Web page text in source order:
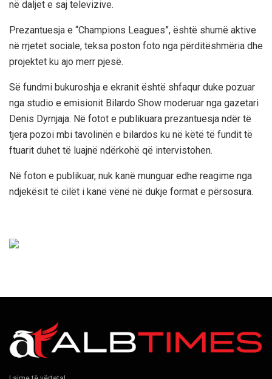
në daljet e saj televizive.
Prezantuesja e “Champions Leagues”, është shumë aktive
në rrjetet sociale, teksa poston foto nga përditëshmëria dhe
projektet ku ajo merr pjesë.
Së fundmi bukuroshja e ekranit është shfaqur duke pozuar
nga studio e emisionit Bilardo Show moderuar nga gazetari
Denis Dyrnjaja. Në fotot e publikuara prezantuesja ndër të
tjera pozoi mbi tavolinën e bilardos ku në këtë të fundit të
ftuarit duhet të luajnë ndërkohë që intervistohen.
Në foton e publikuar, nuk kanë munguar edhe reagime nga
ndjekësit të cilët i kanë vënë në dukje format e përsosura.